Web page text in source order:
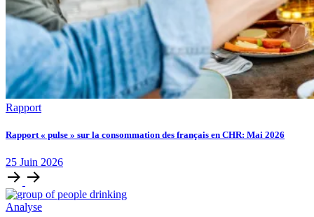
Rapport
Rapport « pulse » sur la consommation des français en CHR: Mai 2026
25 Juin 2026
Analyse